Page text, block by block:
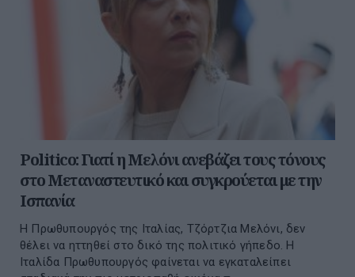
Politico: Γιατί η Μελόνι ανεβάζει τους τόνους
στο Μεταναστευτικό και συγκρούεται με την
Ισπανία
Η Πρωθυπουργός της Ιταλίας, Τζόρτζια Μελόνι, δεν
θέλει να ηττηθεί στο δικό της πολιτικό γήπεδο. Η
Ιταλίδα Πρωθυπουργός φαίνεται να εγκαταλείπει